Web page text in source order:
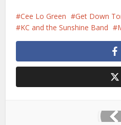
Cee Lo Green Get Down
KC and the Sunshine Band